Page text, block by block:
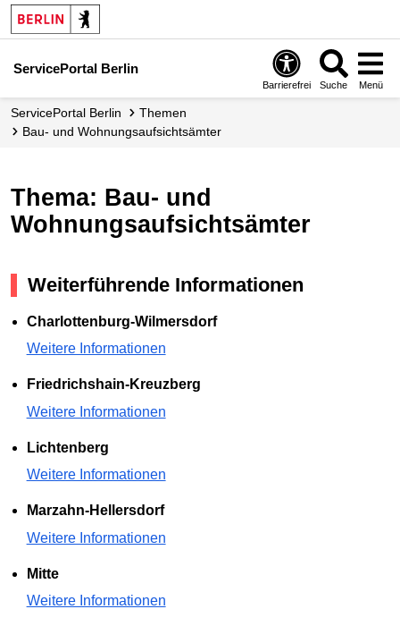
ServicePortal Berlin
Barrierefrei Suche Menü
ServicePortal Berlin
Themen
Bau- und Wohnungsaufsichtsämter
Thema: Bau- und
Wohnungsaufsichtsämter
Weiterführende Informationen
Charlottenburg-Wilmersdorf
Weitere Informationen
Friedrichshain-Kreuzberg
Weitere Informationen
Lichtenberg
Weitere Informationen
Marzahn-Hellersdorf
Weitere Informationen
Mitte
Weitere Informationen